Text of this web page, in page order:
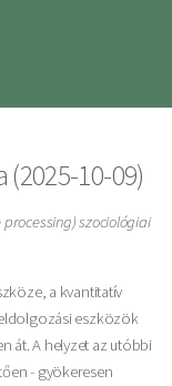
10-09)
szociológiai
a kvantitatív
eszközök
át. A helyzet az utóbbi
- gyökeresen